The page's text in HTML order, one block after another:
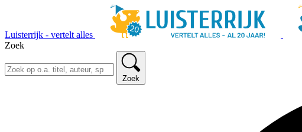
Luisterrijk - vertelt alles
Zoek
Zoek